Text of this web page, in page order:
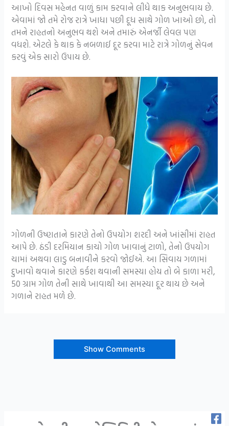
આખો દિવસ મહેનત વાળું કામ કરવાને લીધે થાક અનુભવાય છે.
એવામાં જો તમે રોજ રાત્રે ખાધા પછી દૂધ સાથે ગોળ ખાઓ છો, તો
તમને રાહતનો અનુભવ થશે અને તમારું એનર્જી લેવલ પણ
વધશે. એટલે કે થાક કે નબળાઈ દૂર કરવા માટે રાત્રે ગોળનું સેવન
કરવું એક સારો ઉપાય છે.
ગોળની ઉષ્ણતાને કારણે તેનો ઉપયોગ શરદી અને ખાંસીમાં રાહત
આપે છે. ઠંડી દરમિયાન કાચો ગોળ ખાવાનું ટાળો, તેનો ઉપયોગ
ચામાં અથવા લાડુ બનાવીને કરવો જોઈએ. આ સિવાય ગળામાં
દુખાવો થવાને કારણે કર્કશ થવાની સમસ્યા હોય તો બે કાળા મરી,
50 ગ્રામ ગોળ તેની સાથે ખાવાથી આ સમસ્યા દૂર થાય છે અને
ગળાને રાહત મળે છે.
Show Comments